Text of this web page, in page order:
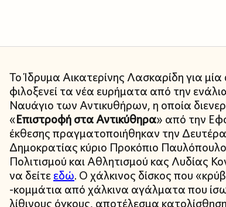
Το Ίδρυμα Αικατερίνης Λασκαρίδη για
φιλοξενεί τα νέα ευρήματα από την
Ναυάγιο των Αντικυθήρων, η οποία
«Επιστροφή στα Αντικύθηρα» από την
έκθεσης πραγματοποιήθηκαν την
Δημοκρατίας κύριο Προκόπιο
Πολιτισμού και Αθλητισμού κας Λυδίας
να δείτεεδώ. Ο χάλκινος δίσκος που
-κομμάτια από χάλκινα αγάλματα που
λίθινους όγκους, αποτέλεσμα